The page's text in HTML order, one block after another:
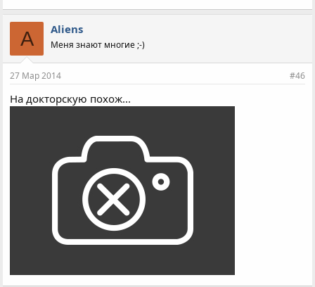
A Aliens
Меня знают многие ;-)
27 Мар 2014 #46
На докторскую похож...